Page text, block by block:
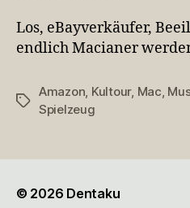
Los, eBayverkäufer,
endlich Macianer
Schlagwörter
Amazon, Kultour, Mac,
Spielzeug
© 2026 Dentaku